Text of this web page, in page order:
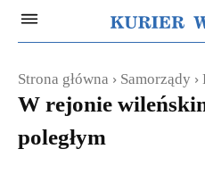
Strona główna Samorządy
W rejonie
poległym